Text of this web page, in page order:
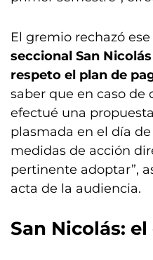
El gremio rechazó
seccional San
respeto el plan de
saber que en caso de
efectué una
plasmada en el día
medidas de acción
pertinente adoptar”,
acta de la audiencia.
San Nicolás: